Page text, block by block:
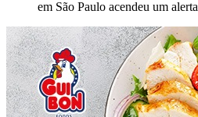
em São Paulo acendeu um alerta